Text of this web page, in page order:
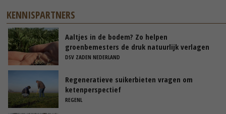
KENNISPARTNERS
Aaltjes in de bodem? Zo helpen
groenbemesters de druk natuurlijk verlagen
DSV ZADEN NEDERLAND
Regeneratieve suikerbieten vragen om
ketenperspectief
REGENL